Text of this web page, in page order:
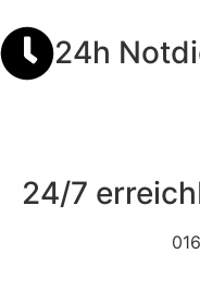
24h
24/7